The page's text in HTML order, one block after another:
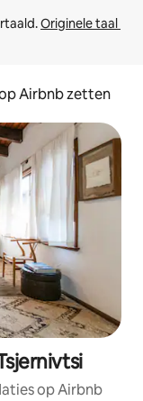
Originele taal
Airbnb zetten
op Airbnb